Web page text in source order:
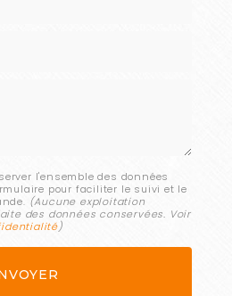
l'ensemble des données
pour faciliter le suivi et le
(Aucune exploitation
des données conservées. Voir
)